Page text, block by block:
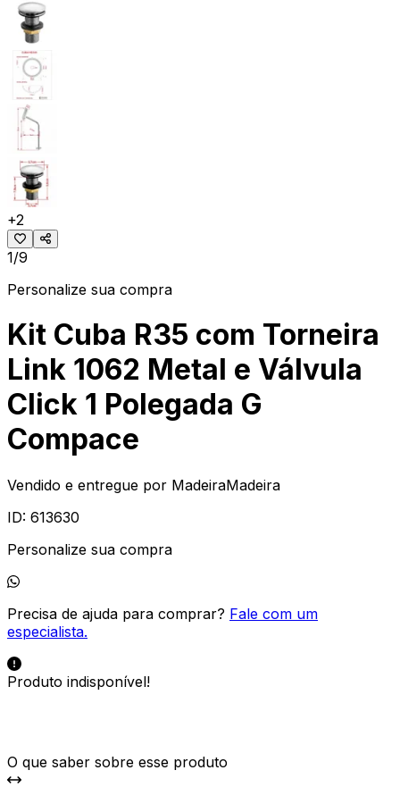
+2
1/9
Personalize sua compra
Kit Cuba R35 com Torneira
Link 1062 Metal e Válvula
Click 1 Polegada G
Compace
Vendido e entregue por MadeiraMadeira
ID: 613630
Personalize sua compra
Precisa de ajuda para comprar? Fale com um
especialista.
Produto indisponível!
O que saber sobre esse produto